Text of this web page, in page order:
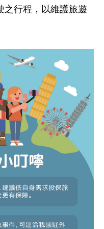
之行程，以維護旅遊